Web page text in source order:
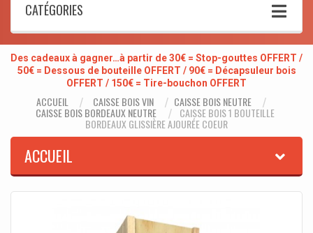
CATÉGORIES
Des cadeaux à gagner…à partir de 30€ = Stop-gouttes OFFERT /
50€ = Dessous de bouteille OFFERT / 90€ = Décapsuleur bois
OFFERT / 150€ = Tire-bouchon OFFERT
ACCUEIL CAISSE BOIS VIN CAISSE BOIS NEUTRE
CAISSE BOIS BORDEAUX NEUTRE CAISSE BOIS 1 BOUTEILLE
BORDEAUX GLISSIÈRE AJOURÉE COEUR
ACCUEIL